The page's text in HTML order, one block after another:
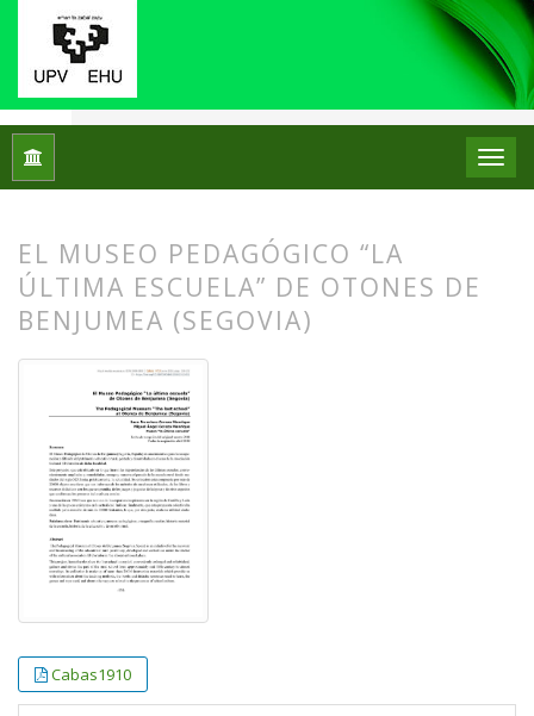
Inicio Centros de Patrimonio
EL MUSEO PEDAGÓGICO “LA
ÚLTIMA ESCUELA” DE OTONES DE
BENJUMEA (SEGOVIA)
Cabas1910